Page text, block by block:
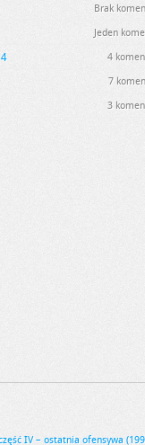
Brak
Jeden
4
7
3
IV – ostatnia ofensywa